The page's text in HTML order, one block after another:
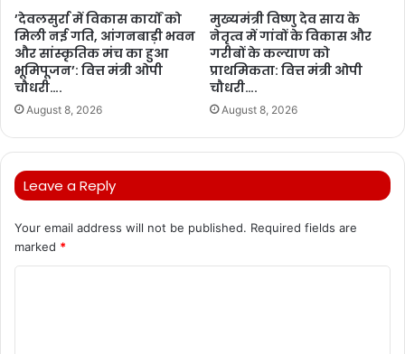
’देवलसुर्रा में विकास कार्यों को
मिली नई गति, आंगनबाड़ी भवन
और सांस्कृतिक मंच का हुआ
भूमिपूजन’: वित्त मंत्री ओपी
चौधरी….
August 8, 2026
मुख्यमंत्री विष्णु देव साय के
नेतृत्व में गांवों के विकास और
गरीबों के कल्याण को
प्राथमिकता: वित्त मंत्री ओपी
चौधरी….
August 8, 2026
Leave a Reply
Your email address will not be published. Required fields are
marked *